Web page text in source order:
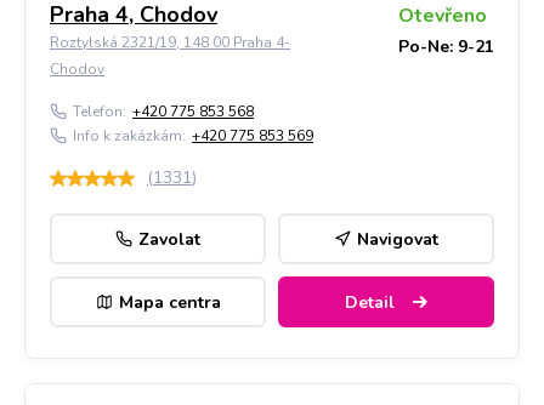
Praha 4, Chodov
Roztylská 2321/19, 148 00 Praha 4-
Chodov
Otevřeno
Po-Ne: 9-21
Telefon: +420 775 853 568
Info k zakázkám: +420 775 853 569
(1331)
Zavolat Navigovat
Mapa centra Detail